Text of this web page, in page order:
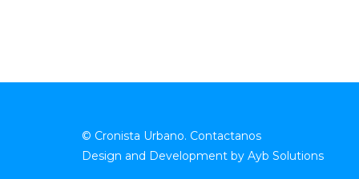
© Cronista Urbano. Contactanos
Design and Development by Ayb Solutions